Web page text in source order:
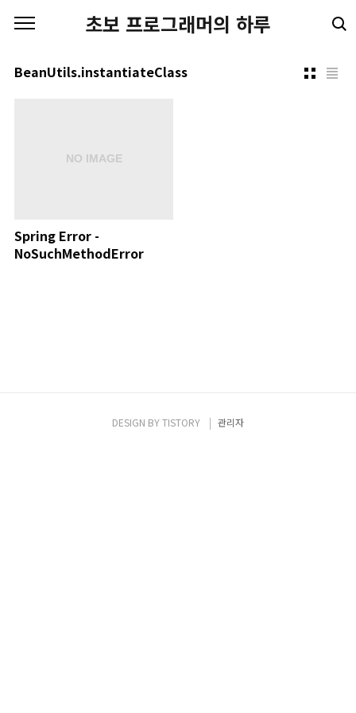
초보 프로그래머의 하루
BeanUtils.instantiateClass
Spring Error -
NoSuchMethodError
DESIGN BYTISTORY 관리자